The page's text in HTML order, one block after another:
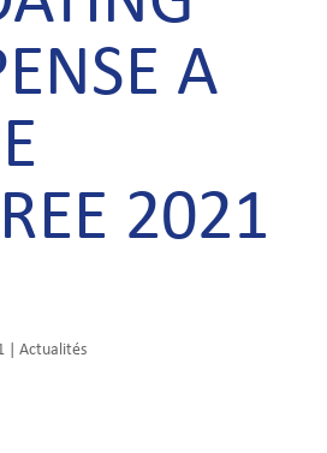
A
2021
| Actualités